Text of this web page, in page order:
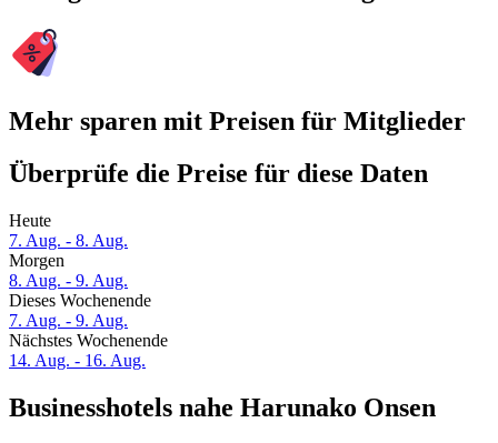
Mehr sparen mit Preisen für Mitglieder
Überprüfe die Preise für diese Daten
Heute
7. Aug. - 8. Aug.
Morgen
8. Aug. - 9. Aug.
Dieses Wochenende
7. Aug. - 9. Aug.
Nächstes Wochenende
14. Aug. - 16. Aug.
Businesshotels nahe Harunako Onsen